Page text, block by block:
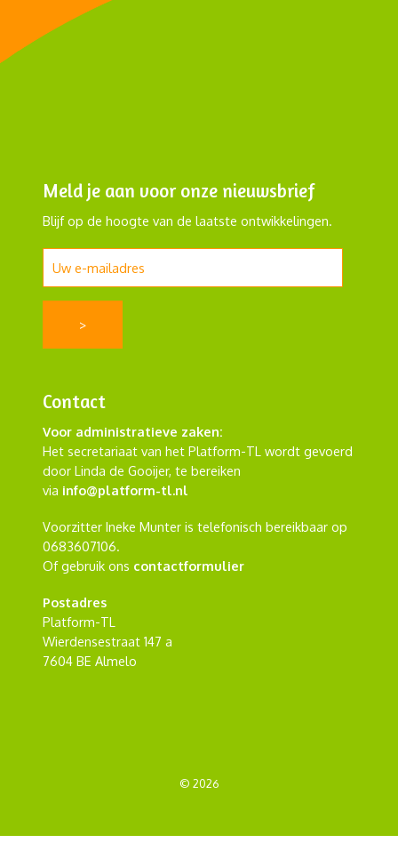
Meld je aan voor onze nieuwsbrief
Blijf op de hoogte van de laatste ontwikkelingen.
Contact
Voor administratieve zaken:
Het secretariaat van het Platform-TL wordt gevoerd
door Linda de Gooijer, te bereiken
via info@platform-tl.nl
Voorzitter Ineke Munter is telefonisch bereikbaar op
0683607106.
Of gebruik ons contactformulier
Postadres
Platform-TL
Wierdensestraat 147 a
7604 BE Almelo
© 2026